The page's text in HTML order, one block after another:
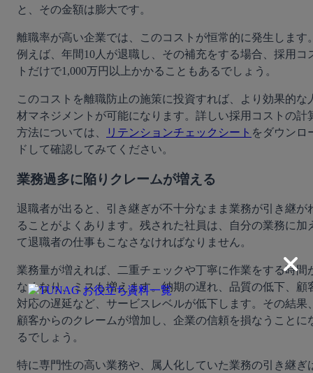
と、その金額は膨大です。
離職率が高い企業では、このコストが恒常的に発生します
例えば、年間10人が退職し、その補充をする場合、採用コ
トだけで1,000万円以上かかることもあるでしょう。
このコストを離職防止の施策に投資すれば、より効果的な
材マネジメントが可能になります。詳しい採用コストの計
方法については、
リテンションチェックシート をダウンロ
ドして確認してみてください。
業務過多に陥りクレームが増える
退職者が出ると、引き継ぎが不十分なまま業務が引き継が
ることがよくあります。残された社員は、自分の業務に加
て退職者の仕事もこなさなければなりません。
業務量が増えれば、二重チェックや丁寧に作業をする時間
なくなり、ミスも増えます。納期の遅れ、品質の低下、顧
対応の遅延など、サービスレベルが低下します。その結果
顧客からのクレームが増加し、企業の信頼を損なうことに
るでしょう。
特に専門性の高い業務や、属人化していた業務の引き継ぎ